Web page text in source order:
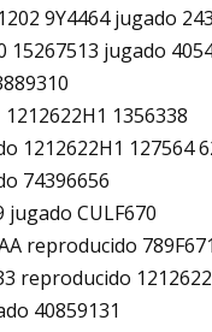
9Y4464 jugado
15267513 jugado
1356338
1212622H1 127564
74396656
jugado CULF670
reproducido
reproducido
40859131